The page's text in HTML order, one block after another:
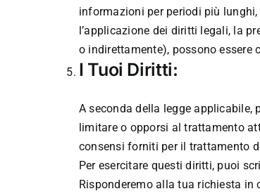
informazioni per periodi più
l’applicazione dei diritti legali, la
o indirettamente), possono essere
I Tuoi Diritti:
A seconda della legge applicabile,
limitare o opporsi al trattamento
consensi forniti per il trattamento
Per esercitare questi diritti, puoi
Risponderemo alla tua richiesta